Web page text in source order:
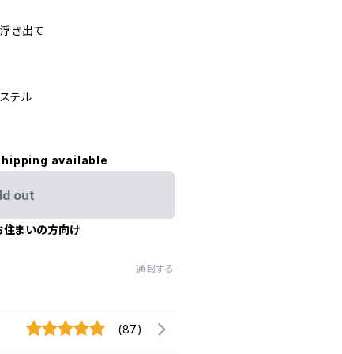
き出て
テル
available
out
住まいの方向け
通報する
(87)